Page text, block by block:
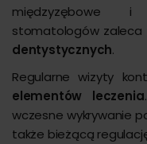
międzyzębowe i
stomatologów zaleca
dentystycznych.
Regularne wizyty
elementów leczenia
wczesne wykrywanie
także bieżącą